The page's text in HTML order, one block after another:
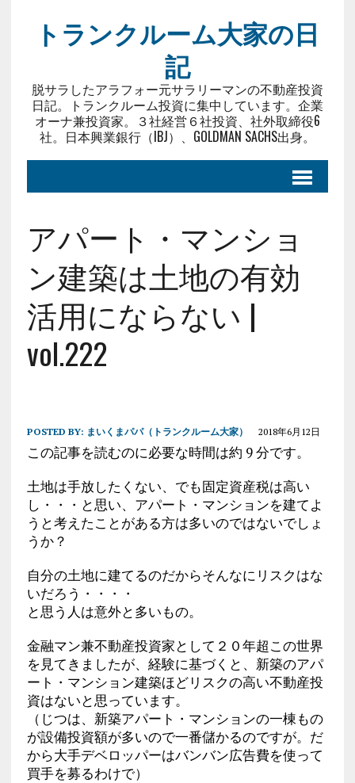
トランクルーム大家の日
記
脱サラしたアラフォー元サラリーマンの不動産投資
日記。トランクルーム投資に集中しています。企業
オーナ兼投資家。３社経営６社投資、社外取締役6
社。日本興業銀行（IBJ）、GOLDMAN SACHS出身。
アパート・マンショ
ン建築は土地の有効
活用にならない |
vol.222
POSTED BY: まいくまパパ（トランクルーム大家） 2018年6月12日
この記事を読むのに必要な時間は約 9 分です。
土地は手放したくない、でも固定資産税は高い
し・・・と思い、アパート・マンションを建てよ
うと考えたことがある方は多いのではないでしょ
うか？
自分の土地に建てるのだからそんなにリスクはな
いだろう・・・・
と思う人は意外と多いもの。
金融マン兼不動産投資家として２０年超この世界
を見てきましたが、経験に基づくと、新築のアパ
ート・マンション建築ほどリスクの高い不動産投
資はないと思っています。
（じつは、新築アパート・マンションの一棟もの
が設備投資額が多いので一番儲かるのですが。だ
から大手デベロッパーはバンバン広告費を使って
買手を募るわけで）